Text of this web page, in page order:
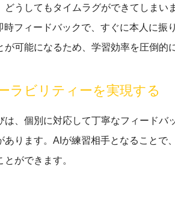
どうしてもタイムラグができてしまい
時フィードバックで、すぐに本人に
が可能になるため、学習効率を圧倒的
ラビリティーを実現する
は、個別に対応して丁寧なフィードバ
あります。AIが練習相手となることで
ができます。